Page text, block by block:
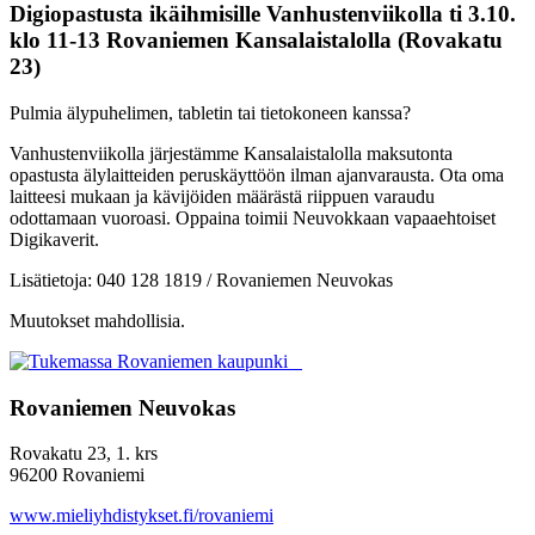
Digiopastusta ikäihmisille Vanhustenviikolla ti 3.10.
klo 11-13 Rovaniemen Kansalaistalolla (Rovakatu
23)
Pulmia älypuhelimen, tabletin tai tietokoneen kanssa?
Vanhustenviikolla järjestämme Kansalaistalolla maksutonta
opastusta älylaitteiden peruskäyttöön ilman ajanvarausta. Ota oma
laitteesi mukaan ja kävijöiden määrästä riippuen varaudu
odottamaan vuoroasi. Oppaina toimii Neuvokkaan vapaaehtoiset
Digikaverit.
Lisätietoja: 040 128 1819 / Rovaniemen Neuvokas
Muutokset mahdollisia.
Rovaniemen Neuvokas
Rovakatu 23, 1. krs
96200 Rovaniemi
www.mieliyhdistykset.fi/rovaniemi